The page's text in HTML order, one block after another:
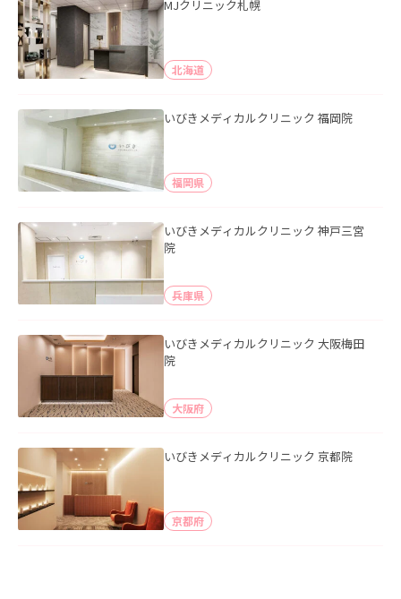
MJクリニック札幌
北海道
いびきメディカルクリニック 福岡院
福岡県
いびきメディカルクリニック 神戸三宮
院
兵庫県
いびきメディカルクリニック 大阪梅田
院
大阪府
いびきメディカルクリニック 京都院
京都府